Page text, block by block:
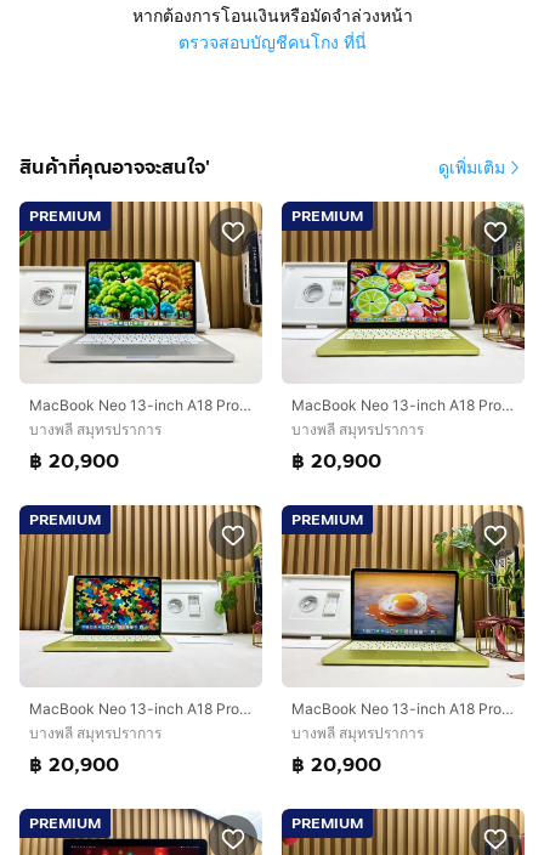
หากต้องการโอนเงินหรือมัดจำล่วงหน้า
ตรวจสอบบัญชีคนโกง ที่นี่
สินค้าที่คุณอาจจะสนใจ' ดูเพิ่มเติม
PREMIUM
MacBook Neo 13-inch A18 Pro Ram8GB SSD256GB Silver Apple Care 24 April 2027
บางพลี สมุทรปราการ
฿ 20,900
PREMIUM
MacBook Neo 13-inch A18 Pro Ram8GB SSD256GB Silver Apple Care 21march2027
บางพลี สมุทรปราการ
฿ 20,900
PREMIUM
MacBook Neo 13-inch A18 Pro 2026 Ram8GB SSD256GB Citrus Apple Care 21 March 2027
บางพลี สมุทรปราการ
฿ 20,900
PREMIUM
MacBook Neo 13-inch A18 Pro 2026 Ram8GB SSD256GB Citrus Apple Care 21 March 2027
บางพลี สมุทรปราการ
฿ 20,900
PREMIUM PREMIUM